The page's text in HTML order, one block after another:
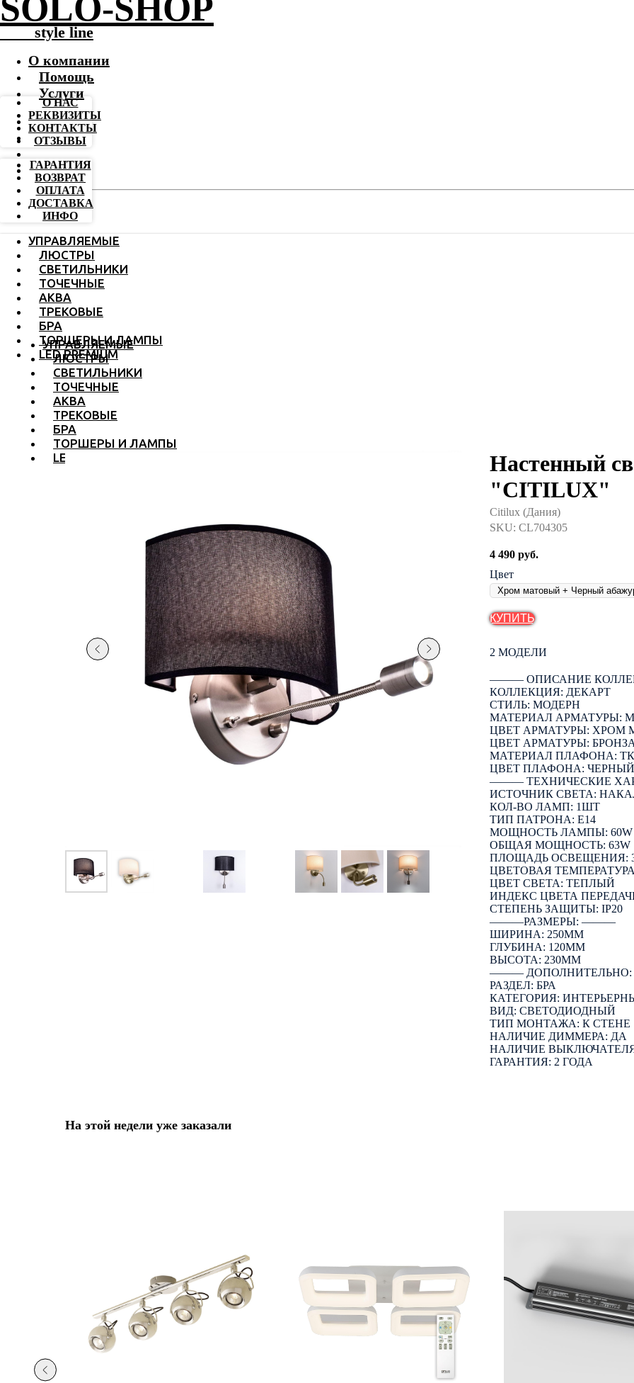
SOLO-SHOP
-------style line
О компании
Помощь
Услуги
О НАС
РЕКВИЗИТЫ
КОНТАКТЫ
ОТЗЫВЫ
ГАРАНТИЯ
ВОЗВРАТ
ОПЛАТА
ДОСТАВКА
ИНФО
УПРАВЛЯЕМЫЕ
ЛЮСТРЫ
СВЕТИЛЬНИКИ
ТОЧЕЧНЫЕ
АКВА
ТРЕКОВЫЕ
БРА
ТОРШЕРЫ И ЛАМПЫ
LED PREMIUM
УПРАВЛЯЕМЫЕ
ЛЮСТРЫ
СВЕТИЛЬНИКИ
ТОЧЕЧНЫЕ
АКВА
ТРЕКОВЫЕ
БРА
ТОРШЕРЫ И ЛАМПЫ
LED PREMIUM
Настенный
"CITILUX"
Citilux (Дания)
SKU: CL704305
4 490 руб.
Цвет
КУПИТЬ
2 МОДЕЛИ
――― ОПИСАНИЕ
КОЛЛЕКЦИЯ: ДЕКАРТ
СТИЛЬ: МОДЕРН
МАТЕРИАЛ АРМАТУРЫ:
ЦВЕТ АРМАТУРЫ: ХРОМ
ЦВЕТ АРМАТУРЫ: БРОНЗА
МАТЕРИАЛ ПЛАФОНА:
ЦВЕТ ПЛАФОНА: ЧЕРНЫЙ
――― ТЕХНИЧЕСКИЕ
ИСТОЧНИК СВЕТА:
КОЛ-ВО ЛАМП: 1ШТ
ТИП ПАТРОНА: E14
МОЩНОСТЬ ЛАМПЫ: 60W
ОБЩАЯ МОЩНОСТЬ: 63W
ПЛОЩАДЬ ОСВЕЩЕНИЯ:
ЦВЕТОВАЯ ТЕМПЕРАТУРА:
ЦВЕТ СВЕТА: ТЕПЛЫЙ
ИНДЕКС ЦВЕТА
СТЕПЕНЬ ЗАЩИТЫ: IP20
―――РАЗМЕРЫ: ―――
ШИРИНА: 250ММ
ГЛУБИНА: 120ММ
ВЫСОТА: 230ММ
―――
РАЗДЕЛ: БРА
КАТЕГОРИЯ:
ВИД: СВЕТОДИОДНЫЙ
ТИП МОНТАЖА: К СТЕНЕ
НАЛИЧИЕ ДИММЕРА: ДА
НАЛИЧИЕ
ГАРАНТИЯ: 2 ГОДА
На этой недели уже заказали